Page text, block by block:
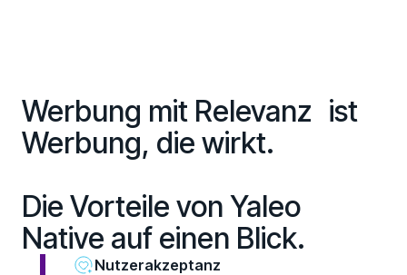
Werbung mit Relevanz ist
Werbung, die wirkt.
Die Vorteile von Yaleo
Native auf einen Blick.
Nutzerakzeptanz